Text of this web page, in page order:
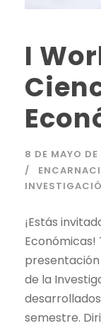
I
8 DE MAYO
¡Estás
Económicas!
de la
semestre.